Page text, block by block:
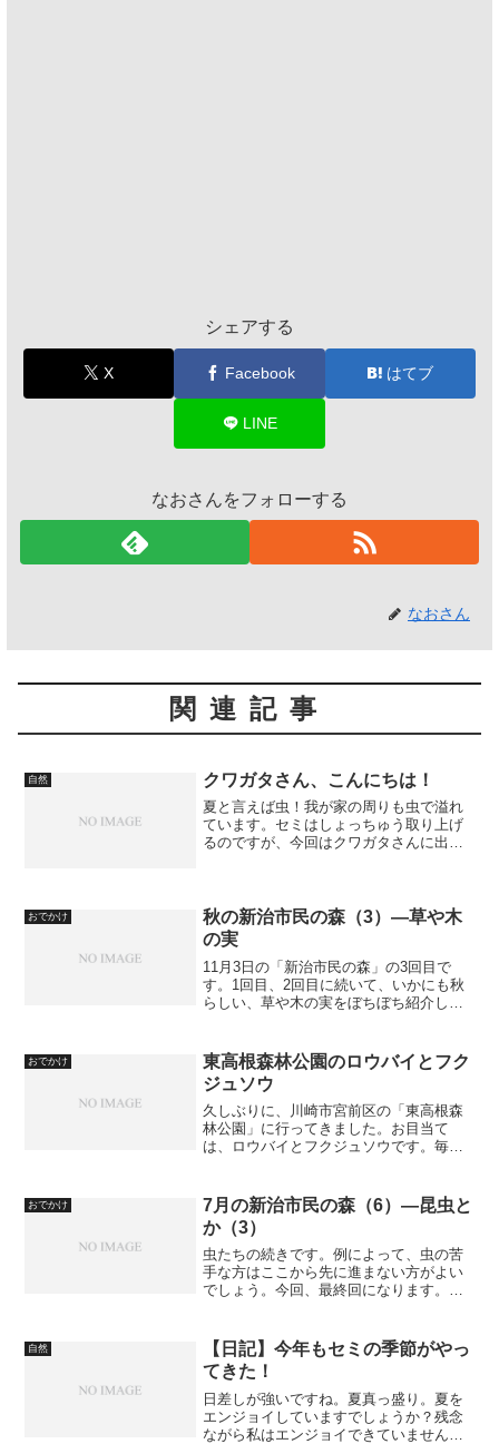
シェアする
X Facebook はてブ
LINE
なおさんをフォローする
なおさん
関連記事
自然 クワガタさん、こんにちは！
夏と言えば虫！我が家の周りも虫で溢れ
ています。セミはしょっちゅう取り上げ
るのですが、今回はクワガタさんに出会
ので、下手すると踏まれ...
おでかけ
秋の新治市民の森（3）―草や木
の実
11月3日の「新治市民の森」の3回目で
す。1回目、2回目に続いて、いかにも秋
らしい、草や木の実をぼちぼち紹介して
（中学生？）の集団、奇声を張り上げゴ
ミを集めて走り回り、...
おでかけ
東高根森林公園のロウバイとフク
ジュソウ
久しぶりに、川崎市宮前区の「東高根森
林公園」に行ってきました。お目当て
は、ロウバイとフクジュソウです。毎
での紹介：神奈川県立東高根森林公園 -
ザ・公園 - なおさん亭...
おでかけ
7月の新治市民の森（6）―昆虫と
か（3）
虫たちの続きです。例によって、虫の苦
手な方はここから先に進まない方がよい
でしょう。今回、最終回になります。こ
（2）―お花とか（1） 7月の新治市民の
森（3）―お花と...
自然
【日記】今年もセミの季節がやっ
てきた！
日差しが強いですね。夏真っ盛り。夏を
エンジョイしていますでしょうか？残念
ながら私はエンジョイできていません。